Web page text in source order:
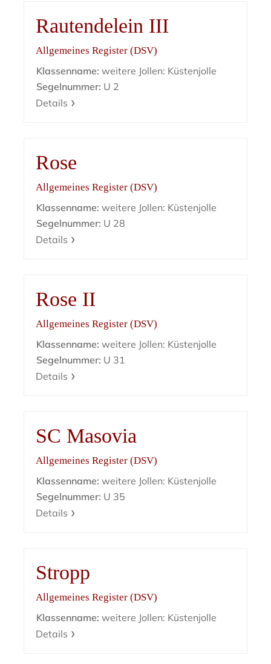
Rautendelein III
Allgemeines Register (DSV)
Klassenname: weitere Jollen: Küstenjolle
Segelnummer: U 2
Details
Rose
Allgemeines Register (DSV)
Klassenname: weitere Jollen: Küstenjolle
Segelnummer: U 28
Details
Rose II
Allgemeines Register (DSV)
Klassenname: weitere Jollen: Küstenjolle
Segelnummer: U 31
Details
SC Masovia
Allgemeines Register (DSV)
Klassenname: weitere Jollen: Küstenjolle
Segelnummer: U 35
Details
Stropp
Allgemeines Register (DSV)
Klassenname: weitere Jollen: Küstenjolle
Details